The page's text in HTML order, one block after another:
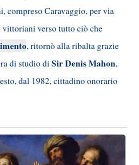
compreso Caravaggio, per via
verso tutto ciò che
, ritornò alla ribalta grazie
di studio diSir Denis Mahon,
dal 1982, cittadino onorario